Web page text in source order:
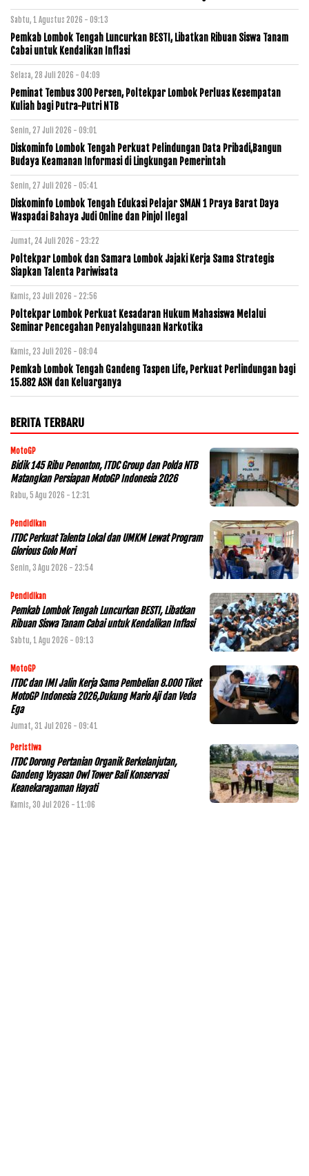
Sabtu, 1 Agustus 2026 - 09:13
Pemkab Lombok Tengah Luncurkan BESTI, Libatkan Ribuan Siswa Tanam
Cabai untuk Kendalikan Inflasi
Selasa, 28 Juli 2026 - 04:09
Peminat Tembus 300 Persen, Poltekpar Lombok Perluas Kesempatan
Kuliah bagi Putra-Putri NTB
Senin, 27 Juli 2026 - 09:01
Diskominfo Lombok Tengah Perkuat Pelindungan Data Pribadi,Bangun
Budaya Keamanan Informasi di Lingkungan Pemerintah
Senin, 27 Juli 2026 - 05:41
Diskominfo Lombok Tengah Edukasi Pelajar SMAN 1 Praya Barat Daya
Waspadai Bahaya Judi Online dan Pinjol Ilegal
Jumat, 24 Juli 2026 - 23:22
Poltekpar Lombok dan Samara Lombok Jajaki Kerja Sama Strategis
Siapkan Talenta Pariwisata
Kamis, 23 Juli 2026 - 22:56
Poltekpar Lombok Perkuat Kesadaran Hukum Mahasiswa Melalui
Seminar Pencegahan Penyalahgunaan Narkotika
Kamis, 23 Juli 2026 - 08:04
Pemkab Lombok Tengah Gandeng Taspen Life, Perkuat Perlindungan bagi
15.882 ASN dan Keluarganya
BERITA TERBARU
MotoGP
Bidik 145 Ribu Penonton, ITDC Group dan Polda NTB
Matangkan Persiapan MotoGP Indonesia 2026
Rabu, 5 Agu 2026 - 12:31
Pendidikan
ITDC Perkuat Talenta Lokal dan UMKM Lewat Program
Glorious Golo Mori
Senin, 3 Agu 2026 - 23:54
Pendidikan
Pemkab Lombok Tengah Luncurkan BESTI, Libatkan
Ribuan Siswa Tanam Cabai untuk Kendalikan Inflasi
Sabtu, 1 Agu 2026 - 09:13
MotoGP
ITDC dan IMI Jalin Kerja Sama Pembelian 8.000 Tiket
MotoGP Indonesia 2026,Dukung Mario Aji dan Veda
Ega
Jumat, 31 Jul 2026 - 09:41
Peristiwa
ITDC Dorong Pertanian Organik Berkelanjutan,
Gandeng Yayasan Owl Tower Bali Konservasi
Keanekaragaman Hayati
Kamis, 30 Jul 2026 - 11:06